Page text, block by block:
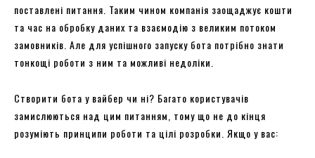
поставлені питання. Таким чином компанія заощаджує кошти
та час на обробку даних та взаємодію з великим потоком
замовників. Але для успішного запуску бота потрібно знати
тонкощі роботи з ним та можливі недоліки.
Створити бота у вайбер чи ні? Багато користувачів
замислюються над цим питанням, тому що не до кінця
розуміють принципи роботи та цілі розробки. Якщо у вас: